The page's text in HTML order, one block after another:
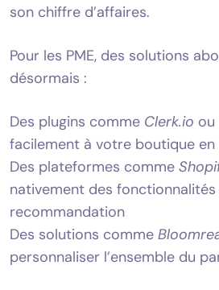
son chiffre d’affaires.
Pour les PME, des solutions
désormais :
Des plugins comme Clerk.io ou
facilement à votre boutique en
Des plateformes comme
nativement des fonctionnalités
recommandation
Des solutions comme
personnaliser l’ensemble du